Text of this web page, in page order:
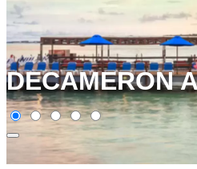
DECAMERON